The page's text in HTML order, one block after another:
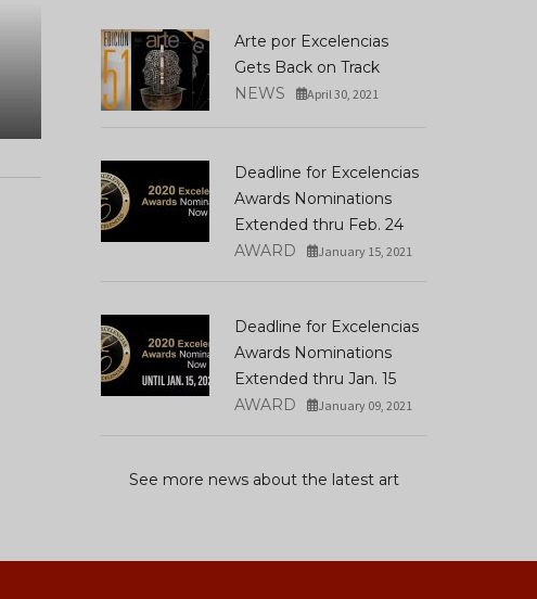
Charmaine Poh’s First
Institutional Solo Exhibition
In Berlin
JANUARY 05, 2026
Presents What A
Wonderful World: An
Audiovisual Poem
JANUARY 09, 2026
Arte por Excelencias
Gets Back on Track
NEWS
April 30, 2021
Deadline for Excelencias
Awards Nominations
Extended thru Feb. 24
AWARD
January 15, 2021
Deadline for Excelencias
Awards Nominations
Extended thru Jan. 15
AWARD
January 09, 2021
See more news about the latest art